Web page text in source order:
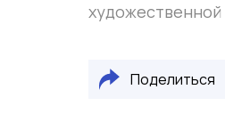
художественной
Поделиться